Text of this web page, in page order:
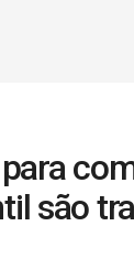
são